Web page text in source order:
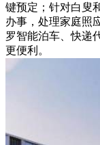
键预定；针对白叟
办事，处理家庭照
罗智能泊车、快递
更便利。